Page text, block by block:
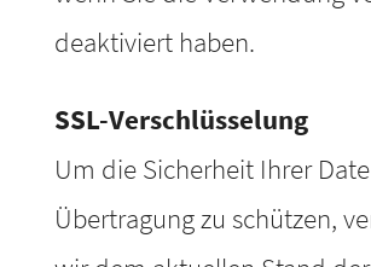
deaktiviert haben.
SSL-Verschlüsselung
Um die Sicherheit Ihrer
Übertragung zu schützen,